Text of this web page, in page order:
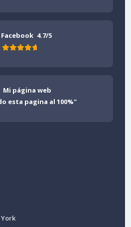
Facebook 4.7/5
Mi página web
esta pagina al 100%"